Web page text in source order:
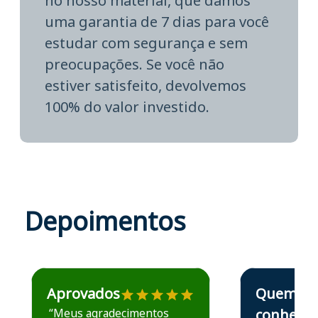
uma garantia de 7 dias para você
estudar com segurança e sem
preocupações. Se você não
estiver satisfeito, devolvemos
100% do valor investido.
Depoimentos
Estudante José recomenda o Aprova Concursos em
Aprovados
“Meus agradecimentos
Estudante Elais
Quem